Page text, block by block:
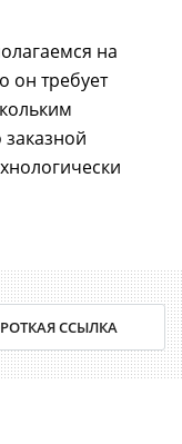
на
он требует
ССЫЛКА